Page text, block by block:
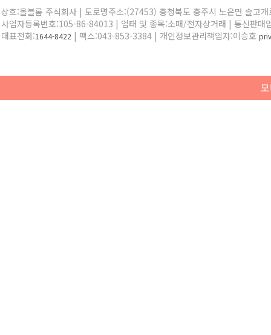
상호:올블룸 주식회사 | 도로명주소:(27453) 충청북도 충주시 노은면 솔고
사업자등록번호:105-86-84013 | 업태 및 종목:소매/전자상거래 | 통신판매
대표전화:1644-8422 | 팩스:043-853-3384 | 개인정보관리책임자:이승호